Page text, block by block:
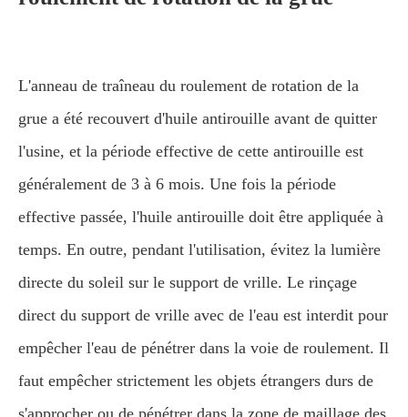
L'anneau de traîneau du roulement de rotation de la
grue a été recouvert d'huile antirouille avant de quitter
l'usine, et la période effective de cette antirouille est
généralement de 3 à 6 mois. Une fois la période
effective passée, l'huile antirouille doit être appliquée à
temps. En outre, pendant l'utilisation, évitez la lumière
directe du soleil sur le support de vrille. Le rinçage
direct du support de vrille avec de l'eau est interdit pour
empêcher l'eau de pénétrer dans la voie de roulement. Il
faut empêcher strictement les objets étrangers durs de
s'approcher ou de pénétrer dans la zone de maillage des